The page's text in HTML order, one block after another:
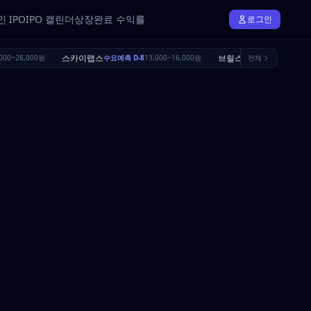
IPOIPO 캘린더상장완료 수익률 로그인
원 스카이랩스수요예측 D-813,000~16,000원 브릴스수요예측 D-25
전체